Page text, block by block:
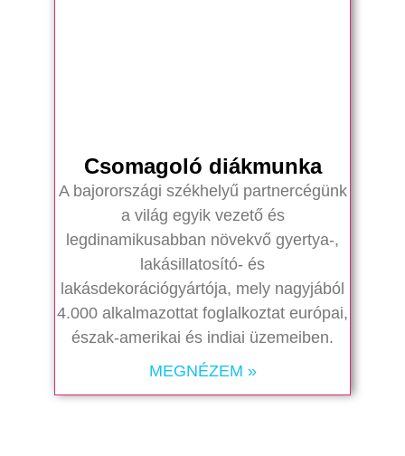
Csomagoló diákmunka
A bajorországi székhelyű partnercégünk
a világ egyik vezető és
legdinamikusabban növekvő gyertya-,
lakásillatosító- és
lakásdekorációgyártója, mely nagyjából
4.000 alkalmazottat foglalkoztat európai,
észak-amerikai és indiai üzemeiben.
MEGNÉZEM »